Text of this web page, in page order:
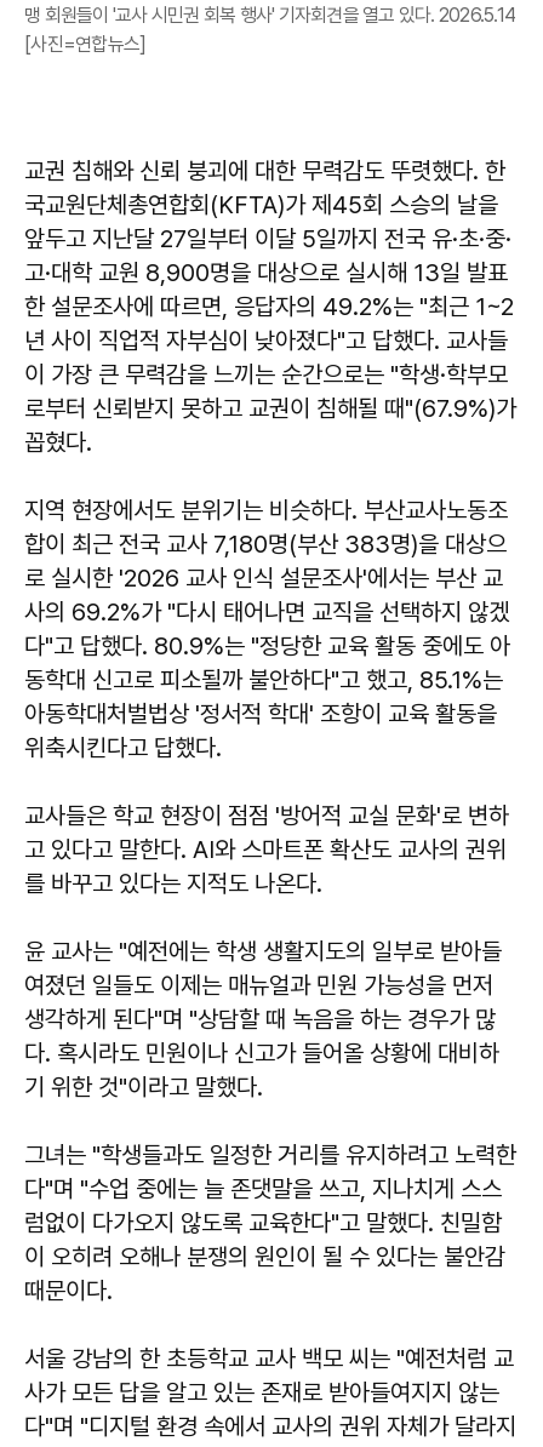
맹 회원들이 '교사 시민권 회복 행사' 기자회견을 열고 있다. 2026.5.14
[사진=연합뉴스]
교권 침해와 신뢰 붕괴에 대한 무력감도 뚜렷했다. 한
국교원단체총연합회(KFTA)가 제45회 스승의 날을
앞두고 지난달 27일부터 이달 5일까지 전국 유·초·중·
고·대학 교원 8,900명을 대상으로 실시해 13일 발표
한 설문조사에 따르면, 응답자의 49.2%는 "최근 1~2
년 사이 직업적 자부심이 낮아졌다"고 답했다. 교사들
이 가장 큰 무력감을 느끼는 순간으로는 "학생·학부모
로부터 신뢰받지 못하고 교권이 침해될 때"(67.9%)가
꼽혔다.
지역 현장에서도 분위기는 비슷하다. 부산교사노동조
합이 최근 전국 교사 7,180명(부산 383명)을 대상으
로 실시한 '2026 교사 인식 설문조사'에서는 부산 교
사의 69.2%가 "다시 태어나면 교직을 선택하지 않겠
다"고 답했다. 80.9%는 "정당한 교육 활동 중에도 아
동학대 신고로 피소될까 불안하다"고 했고, 85.1%는
아동학대처벌법상 '정서적 학대' 조항이 교육 활동을
위축시킨다고 답했다.
교사들은 학교 현장이 점점 '방어적 교실 문화'로 변하
고 있다고 말한다. AI와 스마트폰 확산도 교사의 권위
를 바꾸고 있다는 지적도 나온다.
윤 교사는 "예전에는 학생 생활지도의 일부로 받아들
여졌던 일들도 이제는 매뉴얼과 민원 가능성을 먼저
생각하게 된다"며 "상담할 때 녹음을 하는 경우가 많
다. 혹시라도 민원이나 신고가 들어올 상황에 대비하
기 위한 것"이라고 말했다.
그녀는 "학생들과도 일정한 거리를 유지하려고 노력한
다"며 "수업 중에는 늘 존댓말을 쓰고, 지나치게 스스
럼없이 다가오지 않도록 교육한다"고 말했다. 친밀함
이 오히려 오해나 분쟁의 원인이 될 수 있다는 불안감
때문이다.
서울 강남의 한 초등학교 교사 백모 씨는 "예전처럼 교
사가 모든 답을 알고 있는 존재로 받아들여지지 않는
다"며 "디지털 환경 속에서 교사의 권위 자체가 달라지